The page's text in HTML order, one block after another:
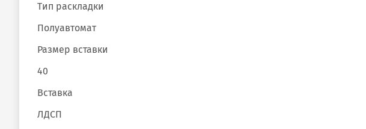
Тип раскладки
Полуавтомат
Размер вставки
40
Вставка
ЛДСП